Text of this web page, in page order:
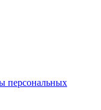
персональных